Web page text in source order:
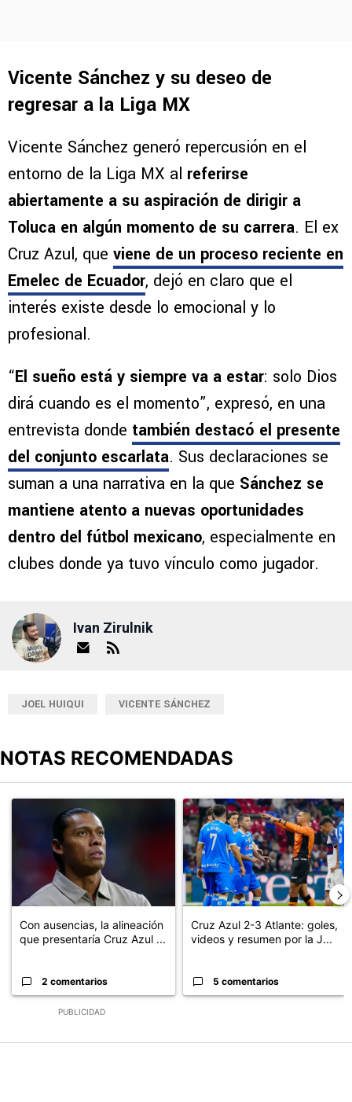
Vicente Sánchez y su deseo de
regresar a la Liga MX
Vicente Sánchez generó repercusión en el
entorno de la Liga MX al referirse
abiertamente a su aspiración de dirigir a
Toluca en algún momento de su carrera. El ex
Cruz Azul, que viene de un proceso reciente en
Emelec de Ecuador, dejó en claro que el
interés existe desde lo emocional y lo
profesional.
“El sueño está y siempre va a estar: solo Dios
dirá cuando es el momento”, expresó, en una
entrevista donde también destacó el presente
del conjunto escarlata. Sus declaraciones se
suman a una narrativa en la que Sánchez se
mantiene atento a nuevas oportunidades
dentro del fútbol mexicano, especialmente en
clubes donde ya tuvo vínculo como jugador.
Ivan Zirulnik
JOEL HUIQUI VICENTE SÁNCHEZ
NOTAS RECOMENDADAS
PUBLICIDAD
Un artículo de tendencia con el título "Con ausencias, la
Con ausencias, la alineación
que presentaría Cruz Azul ...
2 comentarios
Un artículo de tendencia con el
Cruz Azul 2-3 Atlante: goles,
videos y resumen por la J...
5 comentarios